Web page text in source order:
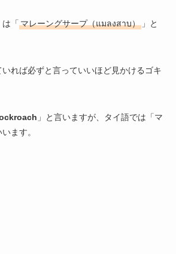
「 マレーングサープ（แมลงสาบ）」と
れば必ずと言っていいほど見かけるゴキ
」と言いますが、タイ語では「マ
ます。